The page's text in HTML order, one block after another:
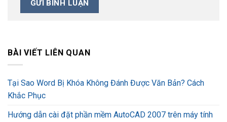
BÀI VIẾT LIÊN QUAN
Tại Sao Word Bị Khóa Không Đánh Được Văn Bản? Cách
Khắc Phục
Hướng dẫn cài đặt phần mềm AutoCAD 2007 trên máy tính